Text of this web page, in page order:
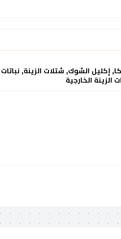
إكليل الشوك, شتلات الزينة,
الزينة الخارجية